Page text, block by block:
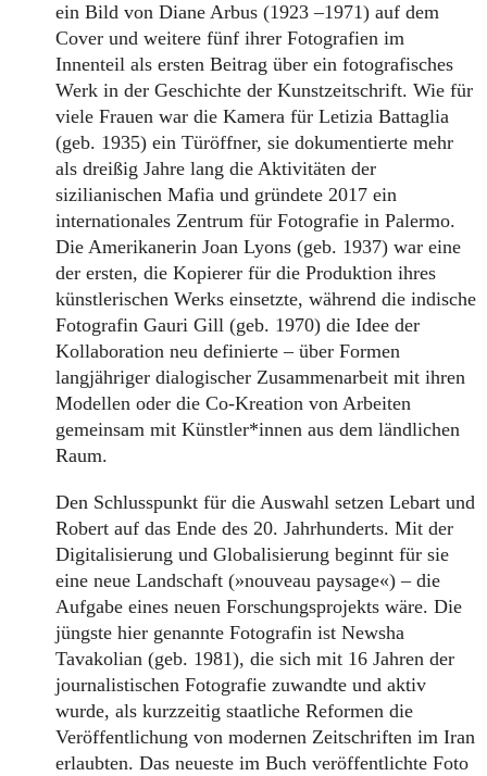
ein Bild von Diane Arbus (1923 –1971) auf dem
Cover und weitere fünf ihrer Fotografien im
Innenteil als ersten Beitrag über ein fotografisches
Werk in der Geschichte der Kunstzeitschrift. Wie für
viele Frauen war die Kamera für Letizia Battaglia
(geb. 1935) ein Türöffner, sie dokumentierte mehr
als dreißig Jahre lang die Aktivitäten der
sizilianischen Mafia und gründete 2017 ein
internationales Zentrum für Fotografie in Palermo.
Die Amerikanerin Joan Lyons (geb. 1937) war eine
der ersten, die Kopierer für die Produktion ihres
künstlerischen Werks einsetzte, während die indische
Fotografin Gauri Gill (geb. 1970) die Idee der
Kollaboration neu definierte – über Formen
langjähriger dialogischer Zusammenarbeit mit ihren
Modellen oder die Co-Kreation von Arbeiten
gemeinsam mit Künstler*innen aus dem ländlichen
Raum.
Den Schlusspunkt für die Auswahl setzen Lebart und
Robert auf das Ende des 20. Jahrhunderts. Mit der
Digitalisierung und Globalisierung beginnt für sie
eine neue Landschaft (»nouveau paysage«) – die
Aufgabe eines neuen Forschungsprojekts wäre. Die
jüngste hier genannte Fotografin ist Newsha
Tavakolian (geb. 1981), die sich mit 16 Jahren der
journalistischen Fotografie zuwandte und aktiv
wurde, als kurzzeitig staatliche Reformen die
Veröffentlichung von modernen Zeitschriften im Iran
erlaubten. Das neueste im Buch veröffentlichte Foto